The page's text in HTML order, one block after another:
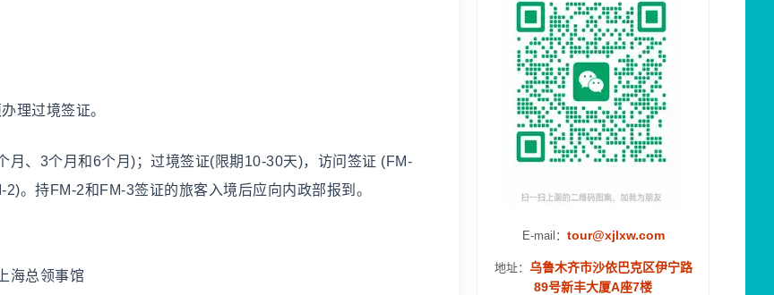
理过境签证。
月、3个月和6个月)；过境签证(限期10-30天)，访问签证 (FM-
。持FM-2和FM-3签证的旅客入境后应向内政部报到。
海总领事馆
E-mail： tour@xjlxw.com
地址： 乌鲁木齐市沙依巴克区伊宁路
89号新丰大厦A座7楼